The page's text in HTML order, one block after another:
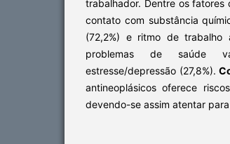
trabalhador. Dentre os
contato com substância
(72,2%) e ritmo de trabalho
problemas de saúde
estresse/depressão (27,8%).
antineoplásicos oferece
devendo-se assim atentar